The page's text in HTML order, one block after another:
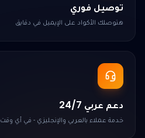
توصيل فوري
هتوصلك الأكواد على الإيميل في دقايق
دعم عربي 24/7
خدمة عملاء بالعربي والإنجليزي - في أي وقت